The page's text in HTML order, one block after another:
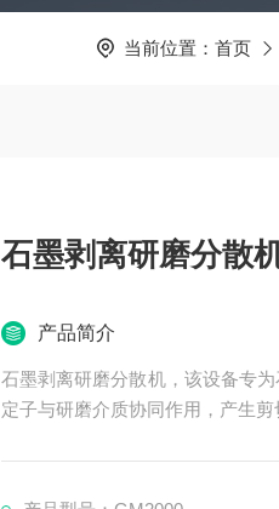
当前位置： 首页
石墨剥离研磨分散
产品简介
石墨剥离研磨分散机，该设备专
定子与研磨介质协同作用，产生